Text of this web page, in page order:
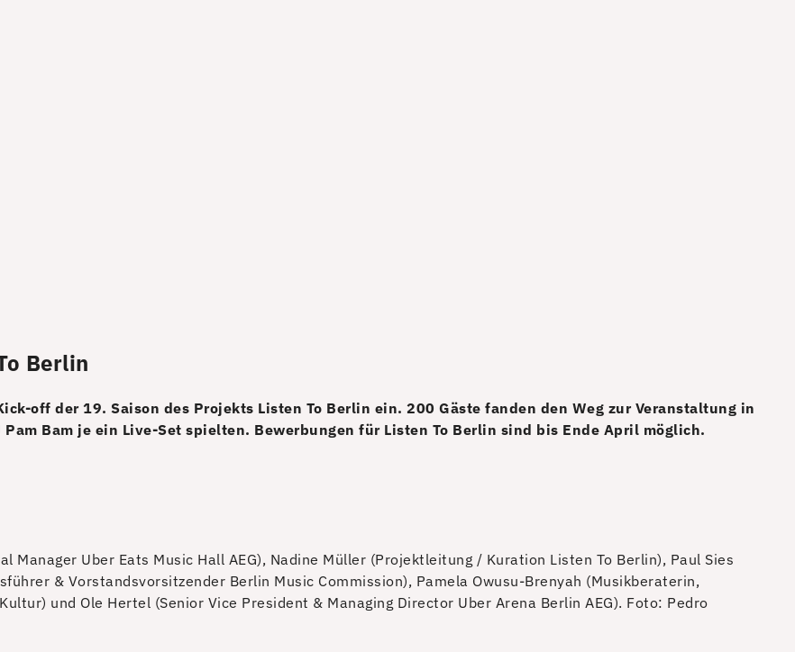
Berlin
off der 19. Saison des Projekts Listen To Berlin ein. 200 Gäste fanden den Weg zur Veranstaltung in
Bam je ein Live-Set spielten. Bewerbungen für Listen To Berlin sind bis Ende April möglich.
Manager Uber Eats Music Hall AEG), Nadine Müller (Projektleitung / Kuration Listen To Berlin), Paul Sies
& Vorstandsvorsitzender Berlin Music Commission), Pamela Owusu-Brenyah (Musikberaterin,
und Ole Hertel (Senior Vice President & Managing Director Uber Arena Berlin AEG). Foto: Pedro